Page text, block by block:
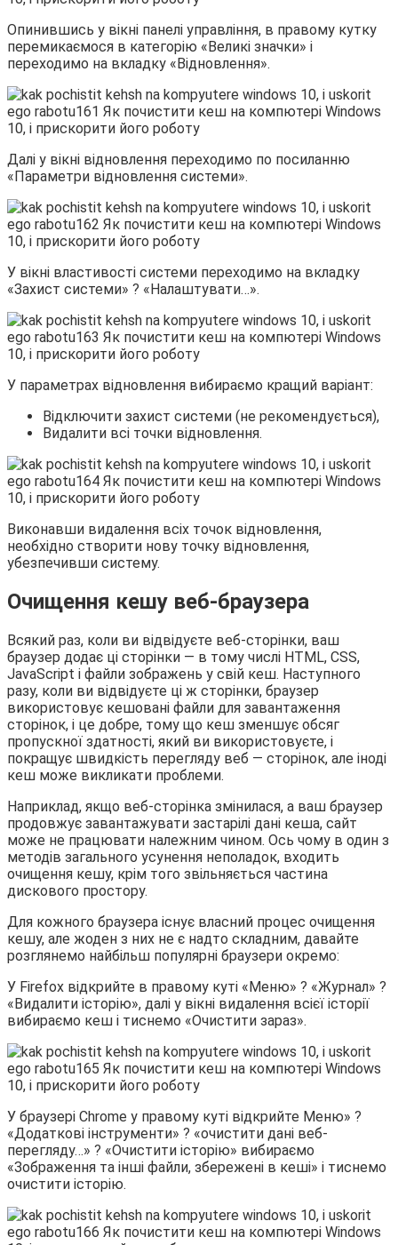
Опинившись у вікні панелі управління, в правому кутку
перемикаємося в категорію «Великі значки» і
переходимо на вкладку «Відновлення».
Далі у вікні відновлення переходимо по посиланню
«Параметри відновлення системи».
У вікні властивості системи переходимо на вкладку
«Захист системи» ? «Налаштувати…».
У параметрах відновлення вибираємо кращий варіант:
Відключити захист системи (не рекомендується),
Видалити всі точки відновлення.
Виконавши видалення всіх точок відновлення,
необхідно створити нову точку відновлення,
убезпечивши систему.
Очищення кешу веб-браузера
Всякий раз, коли ви відвідуєте веб-сторінки, ваш
браузер додає ці сторінки — в тому числі HTML, CSS,
JavaScript і файли зображень у свій кеш. Наступного
разу, коли ви відвідуєте ці ж сторінки, браузер
використовує кешовані файли для завантаження
сторінок, і це добре, тому що кеш зменшує обсяг
пропускної здатності, який ви використовуєте, і
покращує швидкість перегляду веб — сторінок, але іноді
кеш може викликати проблеми.
Наприклад, якщо веб-сторінка змінилася, а ваш браузер
продовжує завантажувати застарілі дані кеша, сайт
може не працювати належним чином. Ось чому в один з
методів загального усунення неполадок, входить
очищення кешу, крім того звільняється частина
дискового простору.
Для кожного браузера існує власний процес очищення
кешу, але жоден з них не є надто складним, давайте
розглянемо найбільш популярні браузери окремо:
У Firefox відкрийте в правому куті «Меню» ? «Журнал» ?
«Видалити історію», далі у вікні видалення всієї історії
вибираємо кеш і тиснемо «Очистити зараз».
У браузері Chrome у правому куті відкрийте Меню» ?
«Додаткові інструменти» ? «очистити дані веб-
перегляду…» ? «Очистити історію» вибираємо
«Зображення та інші файли, збережені в кеші» і тиснемо
очистити історію.